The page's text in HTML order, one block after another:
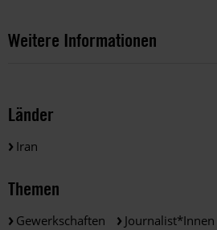
Weitere Informationen
Länder
Iran
Themen
Gewerkschaften Journalist*innen